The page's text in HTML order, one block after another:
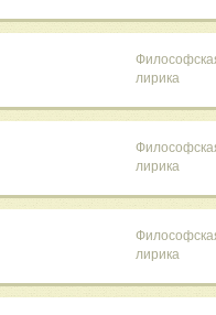
лирика
лирика
лирика